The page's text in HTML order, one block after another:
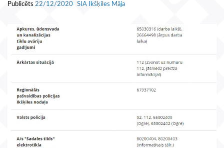
Publicēts 22/12/2020 SIA Ikšķiles Māja